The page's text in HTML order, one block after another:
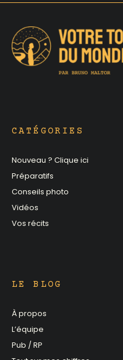
CATÉGORIES
Nouveau ? Clique ici
Préparatifs
Conseils photo
Vidéos
Vos récits
LE BLOG
À propos
L’équipe
Pub / RP